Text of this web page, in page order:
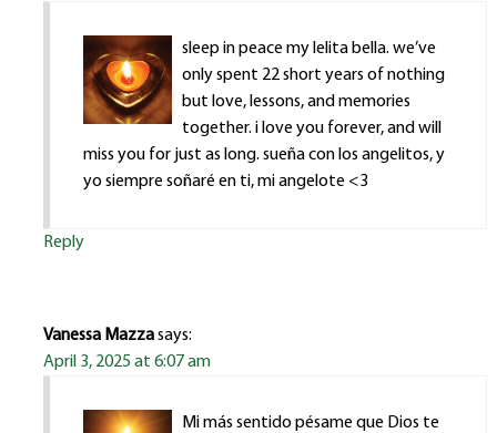
sleep in peace my lelita bella. we’ve
only spent 22 short years of nothing
but love, lessons, and memories
together. i love you forever, and will
miss you for just as long. sueña con los angelitos, y
yo siempre soñaré en ti, mi angelote <3
Reply
Vanessa Mazzasays:
April 3, 2025 at 6:07 am
Mi más sentido pésame que Dios te